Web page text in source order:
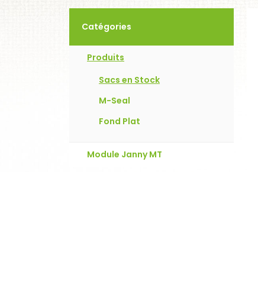
Catégories
Produits
Sacs en Stock
M-Seal
Fond Plat
Module Janny MT